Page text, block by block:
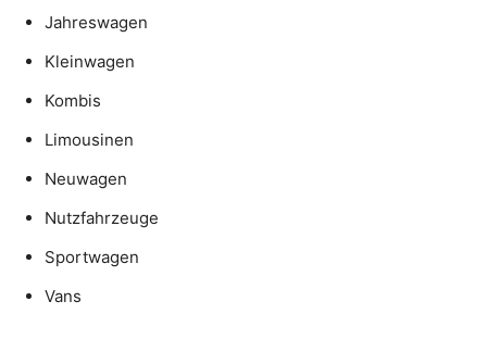
Jahreswagen
Kleinwagen
Kombis
Limousinen
Neuwagen
Nutzfahrzeuge
Sportwagen
Vans